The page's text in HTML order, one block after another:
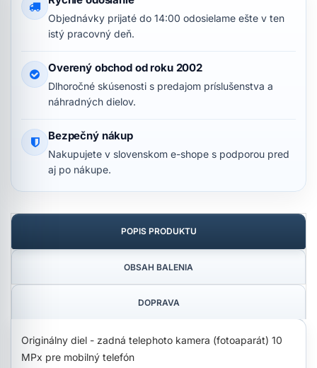
Objednávky prijaté do 14:00 odosielame ešte v ten
istý pracovný deň.
Overený obchod od roku 2002
Dlhoročné skúsenosti s predajom príslušenstva a
náhradných dielov.
Bezpečný nákup
Nakupujete v slovenskom e-shope s podporou pred
aj po nákupe.
POPIS PRODUKTU
OBSAH BALENIA
DOPRAVA
Originálny diel - zadná telephoto kamera (fotoaparát) 10
MPx pre mobilný telefón